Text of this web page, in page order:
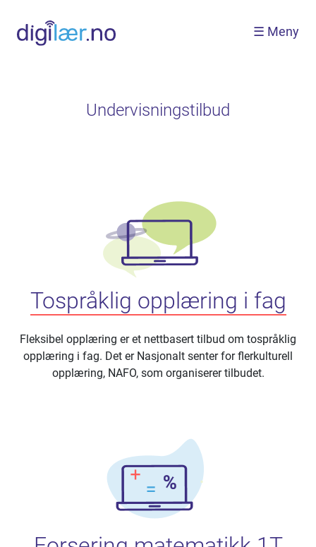
hovedinnhold
☰ Meny
Undervisningstilbud
Tospråklig opplæring i fag
Fleksibel opplæring er et nettbasert tilbud om tospråklig
opplæring i fag. Det er Nasjonalt senter for flerkulturell
opplæring, NAFO, som organiserer tilbudet.